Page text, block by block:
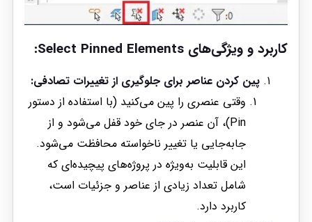
کاربرد و ویژگی‌های Select Pinned Elements:
پین کردن عناصر برای جلوگیری از تغییرات تصادفی:
وقتی عنصری را پین می‌کنید (با استفاده از دستور
Pin)، آن عنصر در جای خود قفل می‌شود و از
جابه‌جایی یا تغییر ناخواسته محافظت می‌شود.
این قابلیت به‌ویژه در پروژه‌های پیچیده‌ای که
شامل تعداد زیادی از عناصر و جزئیات است،
کاربرد دارد.